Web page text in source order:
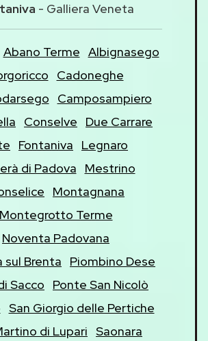
- Galliera Veneta
Abano Terme Albignasego
Cadoneghe
Camposampiero
Conselve
Due Carrare
Fontaniva
Legnaro
di Padova
Mestrino
Montagnana
Montegrotto Terme
Noventa Padovana
sul Brenta
Piombino Dese
Sacco
Ponte San Nicolò
San Giorgio delle Pertiche
di Lupari Saonara